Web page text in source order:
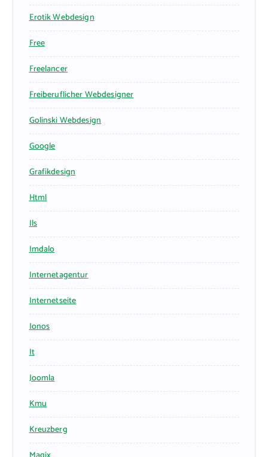
Erotik Webdesign
Free
Freelancer
Freiberuflicher Webdesigner
Golinski Webdesign
Google
Grafikdesign
Html
Ils
Imdalo
Internetagentur
Internetseite
Ionos
It
Joomla
Kmu
Kreuzberg